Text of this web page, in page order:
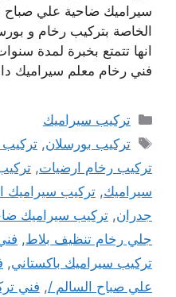
سيراميك ضاحية علي
الخاصة بتركيب رخام و
انها تتمتع بخبرة لمدة
فني رخام معلم سيراميك
التصنيفات
تركيب سيراميك
الوسوم
تركيب بورسلان,
تركيب رخام ارضيات,
سيراميك, تركيب سيراميك
جدران, تركيب سيراميك
جلي رخام تنظيف بلاط,
تركيب سيراميك باكستاني,
علي صباح السالم /, فني